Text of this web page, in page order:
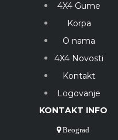
4X4 Gume
Korpa
O nama
4X4 Novosti
Kontakt
Logovanje
KONTAKT INFO
Beograd